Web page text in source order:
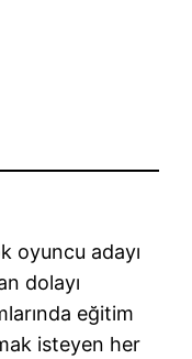
oyuncu adayı
dolayı
eğitim
isteyen her